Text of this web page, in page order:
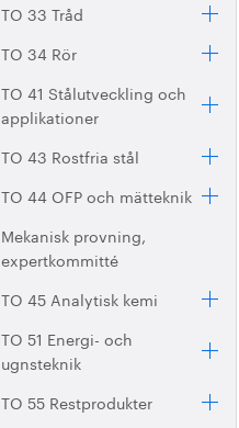
TO 33 Tråd
TO 34 Rör
TO 41 Stålutveckling och
applikationer
TO 43 Rostfria stål
TO 44 OFP och mätteknik
Mekanisk provning,
expertkommitté
TO 45 Analytisk kemi
TO 51 Energi- och
ugnsteknik
TO 55 Restprodukter